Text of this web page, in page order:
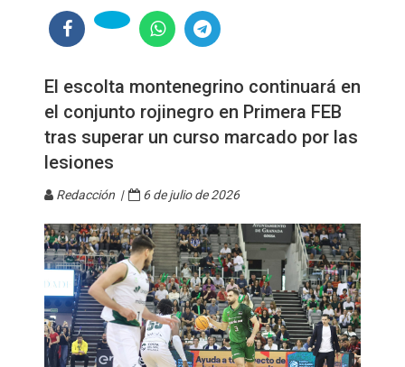
El escolta montenegrino continuará en
el conjunto rojinegro en Primera FEB
tras superar un curso marcado por las
lesiones
Redacción | 6 de julio de 2026